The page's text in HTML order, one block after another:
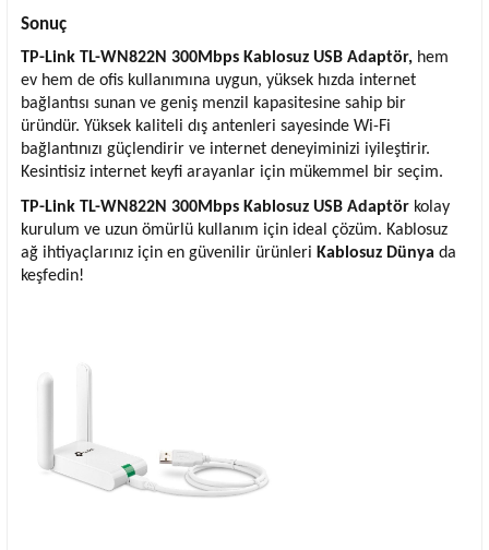
Sonuç
TP-Link TL-WN822N 300Mbps Kablosuz USB Adaptör, hem
ev hem de ofis kullanımına uygun, yüksek hızda internet
bağlantısı sunan ve geniş menzil kapasitesine sahip bir
üründür. Yüksek kaliteli dış antenleri sayesinde Wi-Fi
bağlantınızı güçlendirir ve internet deneyiminizi iyileştirir.
Kesintisiz internet keyfi arayanlar için mükemmel bir seçim.
TP-Link TL-WN822N 300Mbps Kablosuz USB Adaptör kolay
kurulum ve uzun ömürlü kullanım için ideal çözüm. Kablosuz
ağ ihtiyaçlarınız için en güvenilir ürünleri Kablosuz Dünya da
keşfedin!